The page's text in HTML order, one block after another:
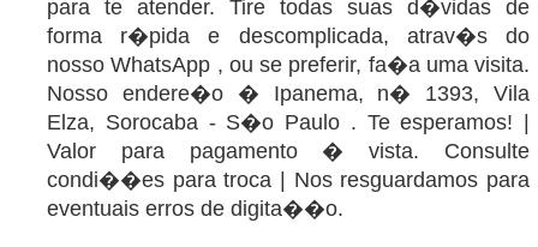
para te atender. Tire todas suas d�vidas de
forma r�pida e descomplicada, atrav�s do
nosso WhatsApp , ou se preferir, fa�a uma visita.
Nosso endere�o � Ipanema, n� 1393, Vila
Elza, Sorocaba - S�o Paulo . Te esperamos! |
Valor para pagamento � vista. Consulte
condi��es para troca | Nos resguardamos para
eventuais erros de digita��o.